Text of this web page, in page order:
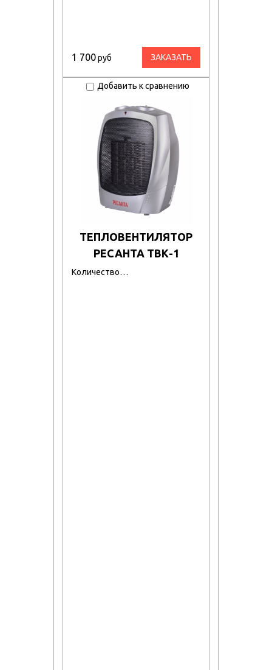
1 700руб ЗАКАЗАТЬ
Добавить к сравнению
ТЕПЛОВЕНТИЛЯТОР
РЕСАНТА ТВК-1
Количество…